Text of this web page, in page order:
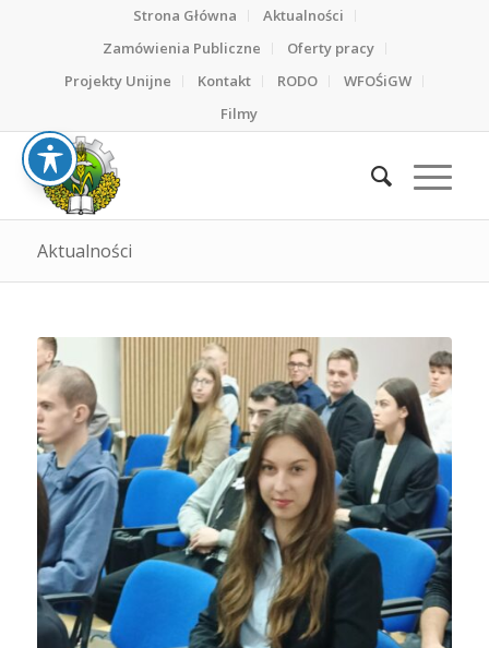
Strona Główna
Aktualności
Zamówienia Publiczne
Oferty pracy
Projekty Unijne
Kontakt RODO
WFOŚiGW
Filmy
Aktualności